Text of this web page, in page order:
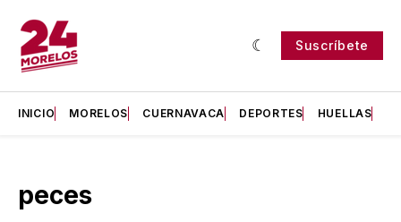
Suscríbete
INICIO MORELOS CUERNAVACA DEPORTES HUELLAS
peces